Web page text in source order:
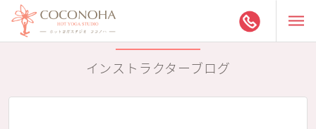
インストラクターブログ